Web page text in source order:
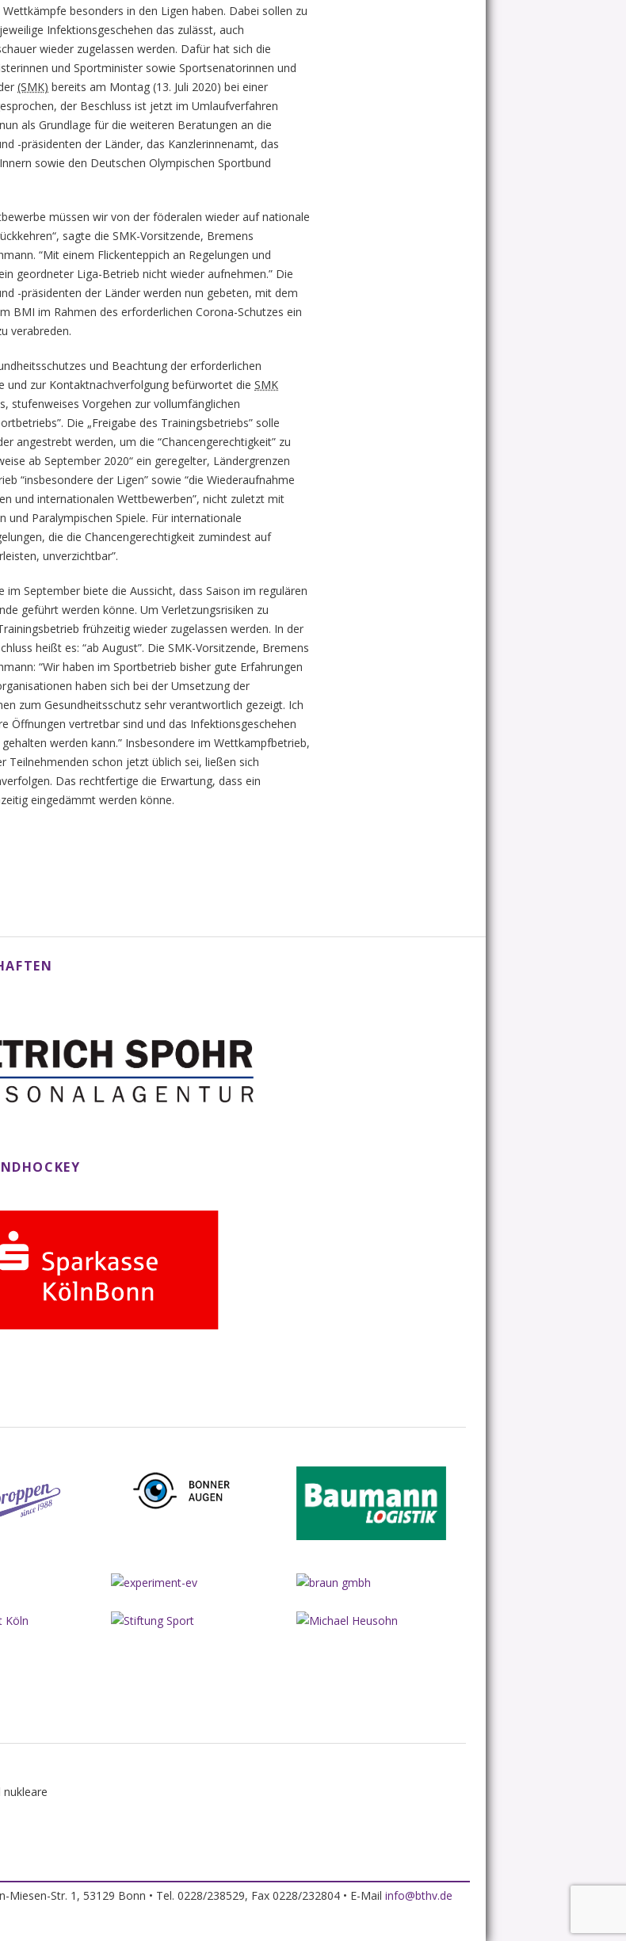
besonders in den Ligen haben. Dabei sollen zu
Infektionsgeschehen das zulässt, auch
wieder zugelassen werden. Dafür hat sich die
und Sportminister sowie Sportsenatorinnen und
(SMK) bereits am Montag (13. Juli 2020) bei einer
der Beschluss ist jetzt im Umlaufverfahren
als Grundlage für die weiteren Beratungen an die
-präsidenten der Länder, das Kanzlerinnenamt, das
sowie den Deutschen Olympischen Sportbund
müssen wir von der föderalen wieder auf nationale
sagte die SMK-Vorsitzende, Bremens
“Mit einem Flickenteppich an Regelungen und
geordneter Liga-Betrieb nicht wieder aufnehmen.” Die
-präsidenten der Länder werden nun gebeten, mit dem
BMI im Rahmen des erforderlichen Corona-Schutzes ein
verabreden.
und Beachtung der erforderlichen
und zur Kontaktnachverfolgung befürwortet dieSMK
stufenweises Vorgehen zur vollumfänglichen
Die „Freigabe des Trainingsbetriebs” solle
angestrebt werden, um die “Chancengerechtigkeit” zu
ab September 2020“ ein geregelter, Ländergrenzen
“insbesondere der Ligen” sowie “die Wiederaufnahme
und internationalen Wettbewerben”, nicht zuletzt mit
und Paralympischen Spiele. Für internationale
die die Chancengerechtigkeit zumindest auf
unverzichtbar”.
im September biete die Aussicht, dass Saison im regulären
geführt werden könne. Um Verletzungsrisiken zu
frühzeitig wieder zugelassen werden. In der
heißt es: “ab August”. Die SMK-Vorsitzende, Bremens
“Wir haben im Sportbetrieb bisher gute Erfahrungen
haben sich bei der Umsetzung der
zum Gesundheitsschutz sehr verantwortlich gezeigt. Ich
Öffnungen vertretbar sind und das Infektionsgeschehen
werden kann.” Insbesondere im Wettkampfbetrieb,
Teilnehmenden schon jetzt üblich sei, ließen sich
Das rechtfertige die Erwartung, dass ein
eingedämmt werden könne.
Miesen-Str. 1, 53129 Bonn • Tel. 0228/238529, Fax 0228/232804 • E-Mail info@bthv.de